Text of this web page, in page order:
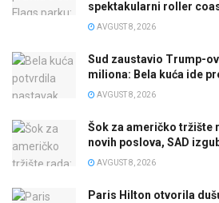
spektakularni roller
AVGUST 8, 2026
Sud zaustavio Trump-
miliona: Bela kuća ide
AVGUST 8, 2026
Šok za američko tržište
novih poslova, SAD
AVGUST 8, 2026
Paris Hilton otvorila